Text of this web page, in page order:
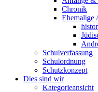
Chronik
Ehemalige
Schulverfassung
Schulordnung
Schutzkonzept
Dies sind wir
Kategorieansicht